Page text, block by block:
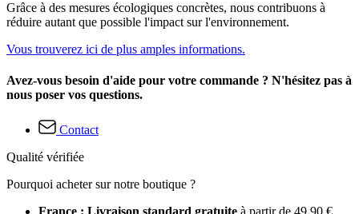
Grâce à des mesures écologiques concrètes, nous contribuons à
réduire autant que possible l'impact sur l'environnement.
Vous trouverez ici de plus amples informations.
Avez-vous besoin d'aide pour votre commande ? N'hésitez pas à
nous poser vos questions.
Contact
Qualité vérifiée
Pourquoi acheter sur notre boutique ?
France : Livraison standard gratuite à partir de 49,90 €